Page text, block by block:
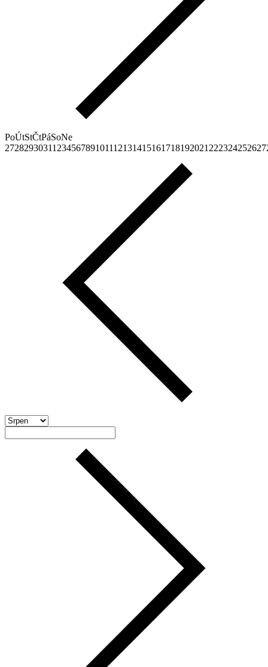
PoÚtStČtPáSoNe
27282930311 23456789101112131415161718192021 222324252627